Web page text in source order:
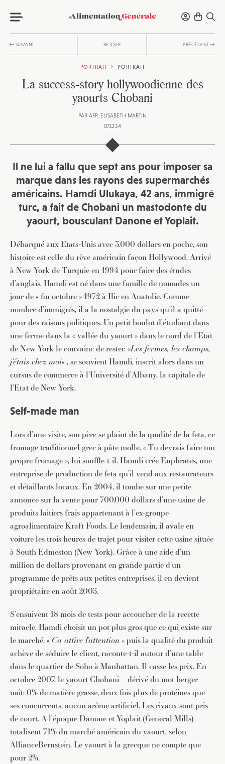
SUIVANT RETOUR PRÉCÉDENT
PORTRAIT PORTRAIT
La success-story hollywoodienne des
yaourts Chobani
PAR AFP ELISABETH MARTIN
07.12.14
Il ne lui a fallu que sept ans pour imposer sa
marque dans les rayons des supermarchés
américains. Hamdi Ulukaya, 42 ans, immigré
turc, a fait de Chobani un mastodonte du
yaourt, bousculant Danone et Yoplait.
Débarqué aux Etats-Unis avec 3.000 dollars en poche, son
histoire est celle du rêve américain façon Hollywood. Arrivé
à New York de Turquie en 1994 pour faire des études
d’anglais, Hamdi est né dans une famille de nomades un
jour de « fin octobre » 1972 à Ilic en Anatolie. Comme
nombre d’immigrés, il a la nostalgie du pays qu’il a quitté
pour des raisons politiques. Un petit boulot d’étudiant dans
une ferme dans la « vallée du yaourt » dans le nord de l’Etat
de New York le convainc de rester. »Les fermes, les champs,
j’étais chez moi« , se souvient Hamdi, inscrit alors dans un
cursus de commerce à l’Université d’Albany, la capitale de
l’Etat de New York.
Self-made man
Lors d’une visite, son père se plaint de la qualité de la feta, ce
fromage traditionnel grec à pâte molle. « Tu devrais faire ton
propre fromage », lui souffle-t-il. Hamdi crée Euphrates, une
entreprise de production de feta qu’il vend aux restaurateurs
et détaillants locaux. En 2004, il tombe sur une petite
annonce sur la vente pour 700.000 dollars d’une usine de
produits laitiers frais appartenant à l’ex-groupe
agroalimentaire Kraft Foods. Le lendemain, il avale en
voiture les trois heures de trajet pour visiter cette usine située
à South Edmeston (New York). Grâce à une aide d’un
million de dollars provenant en grande partie d’un
programme de prêts aux petites entreprises, il en devient
propriétaire en août 2005.
S’ensuivent 18 mois de tests pour accoucher de la recette
miracle. Hamdi choisit un pot plus gros que ce qui existe sur
le marché. « Ca attire l’attention » puis la qualité du produit
achève de séduire le client, raconte-t-il autour d’une table
dans le quartier de Soho à Manhattan. Il casse les prix. En
octobre 2007, le yaourt Chobani – dérivé du mot berger –
naît: 0% de matière grasse, deux fois plus de protéines que
ses concurrents, aucun arôme artificiel. Les rivaux sont pris
de court. A l’époque Danone et Yoplait (General Mills)
totalisent 71% du marché américain du yaourt, selon
AllianceBernstein. Le yaourt à la grecque ne compte que
pour 2%.